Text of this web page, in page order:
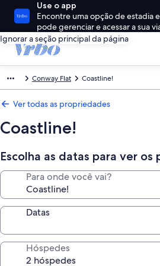
Use o app
Encontre uma opção de estadia
pode gerenciar e acessar a sua
Ignorar a seção principal da página
Conway Flat Coastline!
Ver todas as propriedades
Coastline!
Escolha as datas para ver os
Para onde você vai?
Datas
Hóspedes